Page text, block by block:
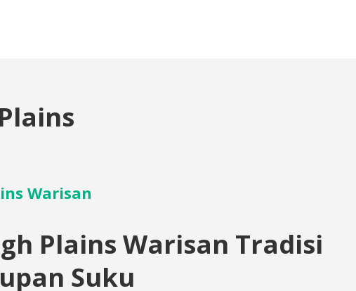
Warisan
Plains Warisan Tradisi
Suku